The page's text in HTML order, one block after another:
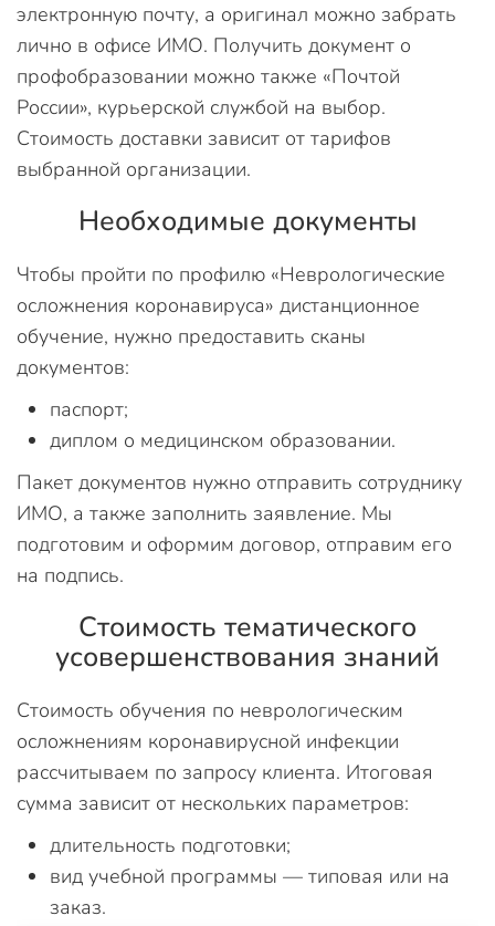
электронную почту, а оригинал можно забрать
лично в офисе ИМО. Получить документ о
профобразовании можно также «Почтой
России», курьерской службой на выбор.
Стоимость доставки зависит от тарифов
выбранной организации.
Необходимые документы
Чтобы пройти по профилю «Неврологические
осложнения коронавируса» дистанционное
обучение, нужно предоставить сканы
документов:
паспорт;
диплом о медицинском образовании.
Пакет документов нужно отправить сотруднику
ИМО, а также заполнить заявление. Мы
подготовим и оформим договор, отправим его
на подпись.
Стоимость тематического
усовершенствования знаний
Стоимость обучения по неврологическим
осложнениям коронавирусной инфекции
рассчитываем по запросу клиента. Итоговая
сумма зависит от нескольких параметров:
длительность подготовки;
вид учебной программы — типовая или на
заказ.